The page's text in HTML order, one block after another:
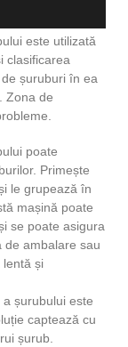
este utilizată
clasificarea
șuruburi în ea
Zona de
poate
Primește
le grupează în
mașină poate
se poate asigura
de ambalare sau
lentă și
șurubului este
captează cu
șurub.